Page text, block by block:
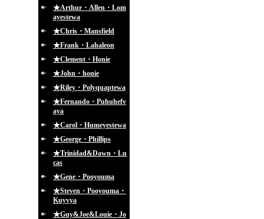
★Arthur・Allen・Lom
ayestewa
★Chris・Mansfield
★Frank・Lahaleon
★Clement・Honie
★John・honie
★Riley・Polyquaptewa
★Fernando・Puhuhefv
aya
★Carol・Humeyestewa
★George・Phillips
★Trinidad&Dawn・Lu
cas
★Gene・Pooyouma
★Steven・Pooyouma・
Kuyvya
★Guy&Joe&Louie・Jo